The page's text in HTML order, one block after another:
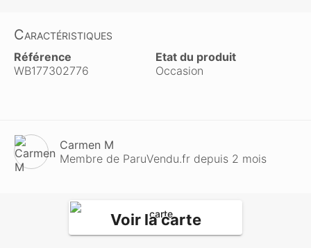
Caractéristiques
Référence
WB177302776
Etat du produit
Occasion
Carmen M
Membre de ParuVendu.fr depuis 2 mois
Voir la carte